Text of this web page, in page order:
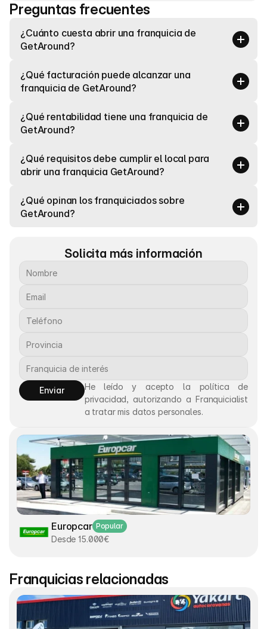
Preguntas frecuentes
¿Cuánto cuesta abrir una franquicia de
GetAround?
¿Qué facturación puede alcanzar una
franquicia de GetAround?
¿Qué rentabilidad tiene una franquicia de
GetAround?
¿Qué requisitos debe cumplir el local para
abrir una franquicia GetAround?
¿Qué opinan los franquiciados sobre
GetAround?
Solicita más información
Enviar
He leído y acepto la política de
privacidad, autorizando a Franquicialist
a tratar mis datos personales.
Europcar Popular
Desde 15.000€
Franquicias relacionadas